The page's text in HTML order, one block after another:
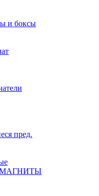
и боксы
пред.
МАГНИТЫ